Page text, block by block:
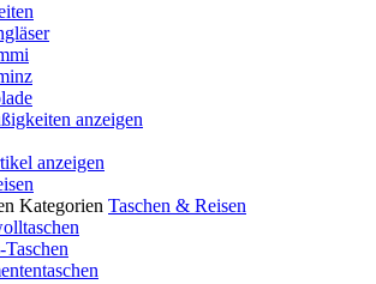
anzeigen
anzeigen
Kategorien Taschen & Reisen
Taschen